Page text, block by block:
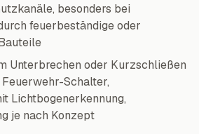
besonders bei
feuerbeständige oder
Unterbrechen oder Kurzschließen
Schalter,
Lichtbogenerkennung,
je nach Konzept